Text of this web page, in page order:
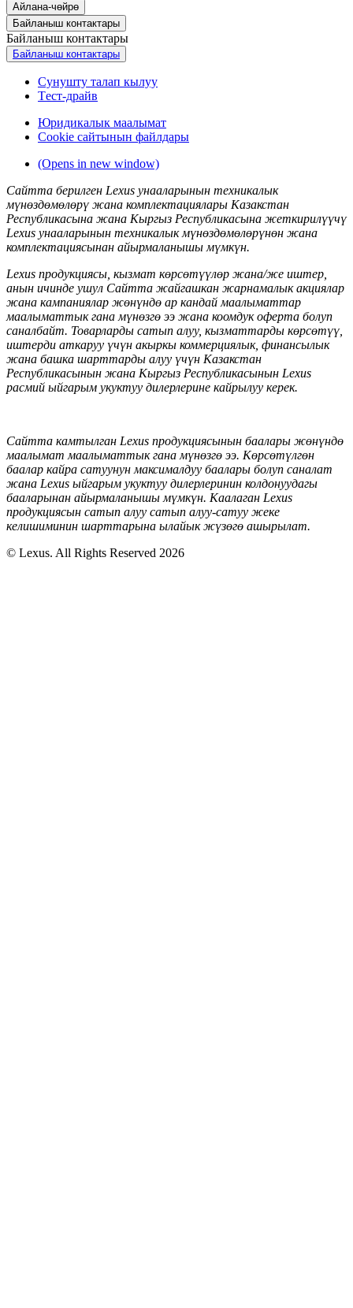
Айлана-чөйрө
Байланыш контактары
Байланыш контактары
Байланыш контактары
Сунушту талап кылуу
Tест-драйв
Юридикалык маалымат
Сookie сайтынын файлдары
(Opens in new window)
Сайтта берилген Lexus унааларынын техникалык
мүнөздөмөлөрү жана комплектациялары Казакстан
Республикасына жана Кыргыз Республикасына жеткирилүүчү
Lexus унааларынын техникалык мүнөздөмөлөрүнөн жана
комплектациясынан айырмаланышы мүмкүн.
Lexus продукциясы, кызмат көрсөтүүлөр жана/же иштер,
анын ичинде ушул Сайтта жайгашкан жарнамалык акциялар
жана кампаниялар жөнүндө ар кандай маалыматтар
маалыматтык гана мүнөзгө ээ жана коомдук оферта болуп
саналбайт. Товарларды сатып алуу, кызматтарды көрсөтүү,
иштерди аткаруу үчүн акыркы коммерциялык, финансылык
жана башка шарттарды алуу үчүн Казакстан
Республикасынын жана Кыргыз Республикасынын Lexus
расмий ыйгарым укуктуу дилерлерине кайрылуу керек.
Сайтта камтылган Lexus продукциясынын баалары жөнүндө
маалымат маалыматтык гана мүнөзгө ээ. Көрсөтүлгөн
баалар кайра сатуунун максималдуу баалары болуп саналат
жана Lexus ыйгарым укуктуу дилерлеринин колдонуудагы
бааларынан айырмаланышы мүмкүн. Каалаган Lexus
продукциясын сатып алуу сатып алуу-сатуу жеке
келишиминин шарттарына ылайык жүзөгө ашырылат.
© Lexus. All Rights Reserved 2026